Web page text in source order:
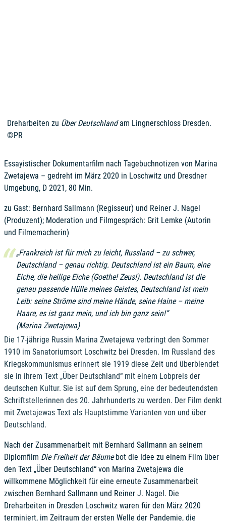
Dreharbeiten zu Über Deutschlandam Lingnerschloss Dresden.
©PR
Essayistischer Dokumentarfilm nach Tagebuchnotizen von Marina
Zwetajewa – gedreht im März 2020 in Loschwitz und Dresdner
Umgebung, D 2021, 80 Min.
zu Gast: Bernhard Sallmann (Regisseur) und Reiner J. Nagel
(Produzent); Moderation und Filmgespräch: Grit Lemke (Autorin
und Filmemacherin)
„Frankreich ist für mich zu leicht, Russland – zu schwer,
Deutschland – genau richtig. Deutschland ist ein Baum, eine
Eiche, die heilige Eiche (Goethe! Zeus!). Deutschland ist die
genau passende Hülle meines Geistes, Deutschland ist mein
Leib: seine Ströme sind meine Hände, seine Haine – meine
Haare, es ist ganz mein, und ich bin ganz sein!“
(Marina Zwetajewa)
Die 17-jährige Russin Marina Zwetajewa verbringt den Sommer
1910 im Sanatoriumsort Loschwitz bei Dresden. Im Russland des
Kriegskommunismus erinnert sie 1919 diese Zeit und überblendet
sie in ihrem Text „Über Deutschland“ mit einem Lobpreis der
deutschen Kultur. Sie ist auf dem Sprung, eine der bedeutendsten
Schriftstellerinnen des 20. Jahrhunderts zu werden. Der Film denkt
mit Zwetajewas Text als Hauptstimme Varianten von und über
Deutschland.
Nach der Zusammenarbeit mit Bernhard Sallmann an seinem
Diplomfilm Die Freiheit der Bäumebot die Idee zu einem Film über
den Text „Über Deutschland“ von Marina Zwetajewa die
willkommene Möglichkeit für eine erneute Zusammenarbeit
zwischen Bernhard Sallmann und Reiner J. Nagel. Die
Dreharbeiten in Dresden Loschwitz waren für den März 2020
terminiert, im Zeitraum der ersten Welle der Pandemie, die